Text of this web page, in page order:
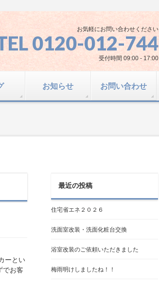
お気軽にお問い合わせください
0120-012-744
受付時間 09:00 - 17:00
お知らせ お問い合わせ
ーとい
でお客
最近の投稿
住宅省エネ２０２６
洗面室改装・洗面化粧台交換
浴室改装のご依頼いただきました
梅雨明けしましたね！！